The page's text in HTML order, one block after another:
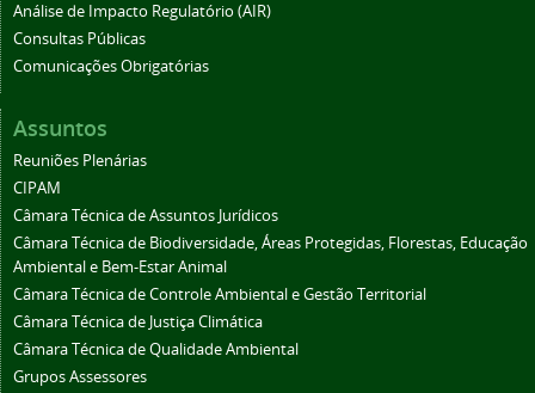
Análise de Impacto Regulatório (AIR)
Consultas Públicas
Comunicações Obrigatórias
Assuntos
Reuniões Plenárias
CIPAM
Câmara Técnica de Assuntos Jurídicos
Câmara Técnica de Biodiversidade, Áreas Protegidas, Florestas, Educação
Ambiental e Bem-Estar Animal
Câmara Técnica de Controle Ambiental e Gestão Territorial
Câmara Técnica de Justiça Climática
Câmara Técnica de Qualidade Ambiental
Grupos Assessores